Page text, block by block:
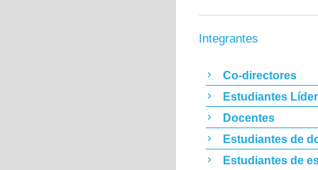
Integrantes
Co-directores
Estudiantes
Docentes
Estudiantes de
Estudiantes de